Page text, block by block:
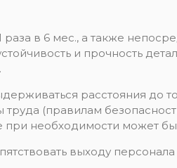
в 6 мес., а также
и прочность
расстояния до
(правилам
при необходимости может
выходу